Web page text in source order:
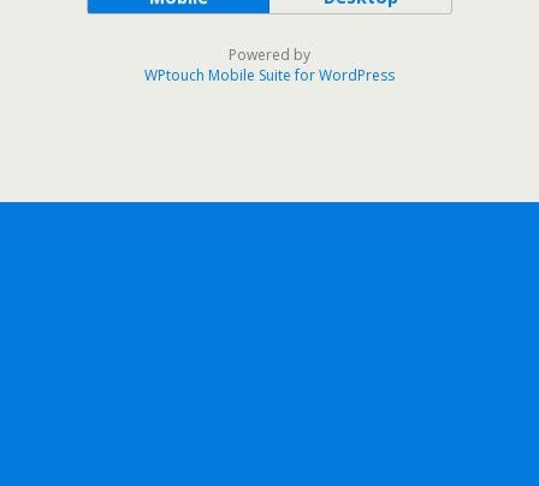
Powered by
WPtouch Mobile Suite for WordPress